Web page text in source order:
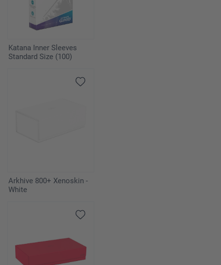
Katana Inner Sleeves
Standard Size (100)
Arkhive 800+ Xenoskin -
White